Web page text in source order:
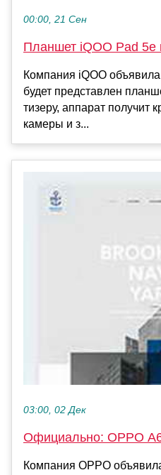
00:00, 21 Сен
Планшет iQOO Pad 5e
Компания iQOO
будет представлен
тизеру, аппарат получит
камеры и з...
03:00, 02 Дек
Официально: OPPO
Компания OPPO